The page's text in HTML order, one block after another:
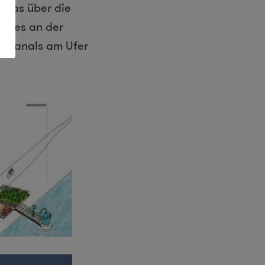
über die
es an der
Kanals am Ufer